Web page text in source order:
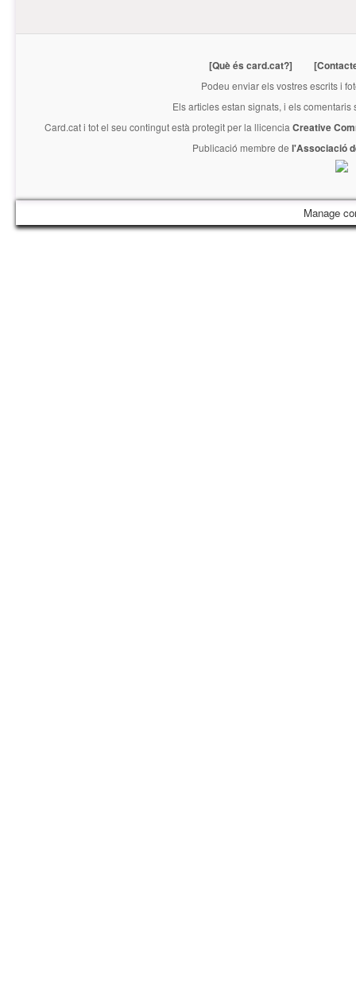
[Què és card.cat?]
Podeu enviar els vostres escrits i
Els articles estan signats, i els
Card.cati tot el seu contingut està protegit per la llicenciaCreative
Publicació membre de l'Associació
Manage